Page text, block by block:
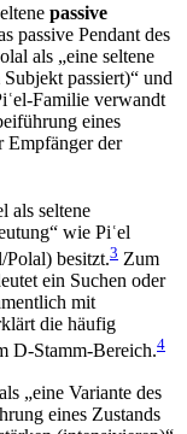
passive
passive Pendant des
als „eine seltene
passiert)“ und
verwandt
eines
Empfänger der
als seltene
wie Piʿel
Polal) besitzt.3 Zum
ein Suchen oder
mit
die häufig
D‑Stamm‑Bereich.4
„eine Variante des
eines Zustands